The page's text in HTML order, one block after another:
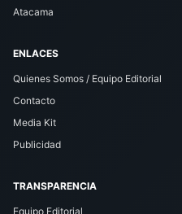
Atacama
ENLACES
Quienes Somos / Equipo Editorial
Contacto
Media Kit
Publicidad
TRANSPARENCIA
Equipo Editorial